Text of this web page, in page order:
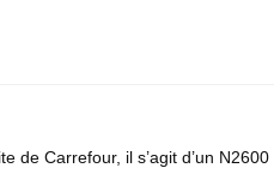
de Carrefour, il s’agit d’un N2600